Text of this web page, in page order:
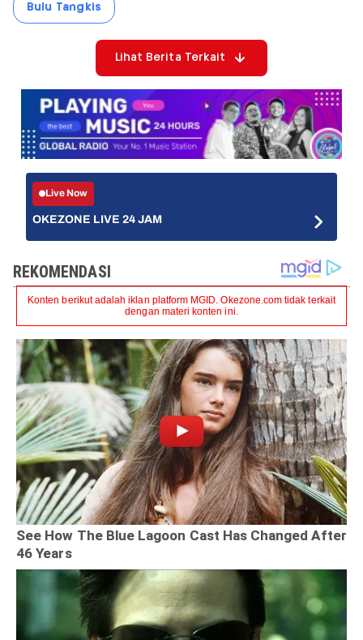
Bulu Tangkis
Lihat Berita Terkait
Live Now
OKEZONE LIVE 24 JAM